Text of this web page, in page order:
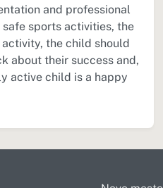
and professional
sports activities, the
the child should
about their success and,
active child is a happy